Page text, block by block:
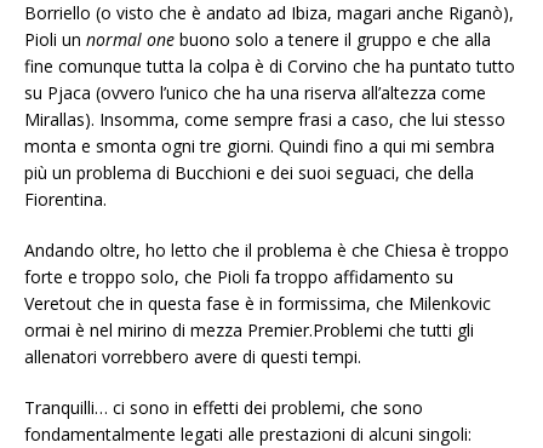
Borriello (o visto che è andato ad Ibiza, magari anche Riganò),
Pioli un normal one buono solo a tenere il gruppo e che alla
fine comunque tutta la colpa è di Corvino che ha puntato tutto
su Pjaca (ovvero l’unico che ha una riserva all’altezza come
Mirallas). Insomma, come sempre frasi a caso, che lui stesso
monta e smonta ogni tre giorni. Quindi fino a qui mi sembra
più un problema di Bucchioni e dei suoi seguaci, che della
Fiorentina.
Andando oltre, ho letto che il problema è che Chiesa è troppo
forte e troppo solo, che Pioli fa troppo affidamento su
Veretout che in questa fase è in formissima, che Milenkovic
ormai è nel mirino di mezza Premier.Problemi che tutti gli
allenatori vorrebbero avere di questi tempi.
Tranquilli… ci sono in effetti dei problemi, che sono
fondamentalmente legati alle prestazioni di alcuni singoli: